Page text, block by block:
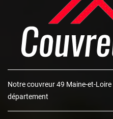
Notrecouvreur 49 Maine-et-Loire
département